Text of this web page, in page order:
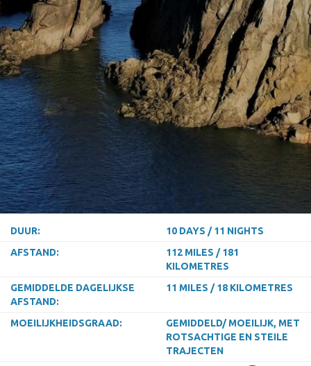
DUUR:
10 DAYS / 11 NIGHTS
AFSTAND:
112 MILES / 181
KILOMETRES
GEMIDDELDE DAGELIJKSE
AFSTAND:
11 MILES / 18 KILOMETRES
MOEILIJKHEIDSGRAAD:
GEMIDDELD/ MOEILIJK, MET
ROTSACHTIGE EN STEILE
TRAJECTEN